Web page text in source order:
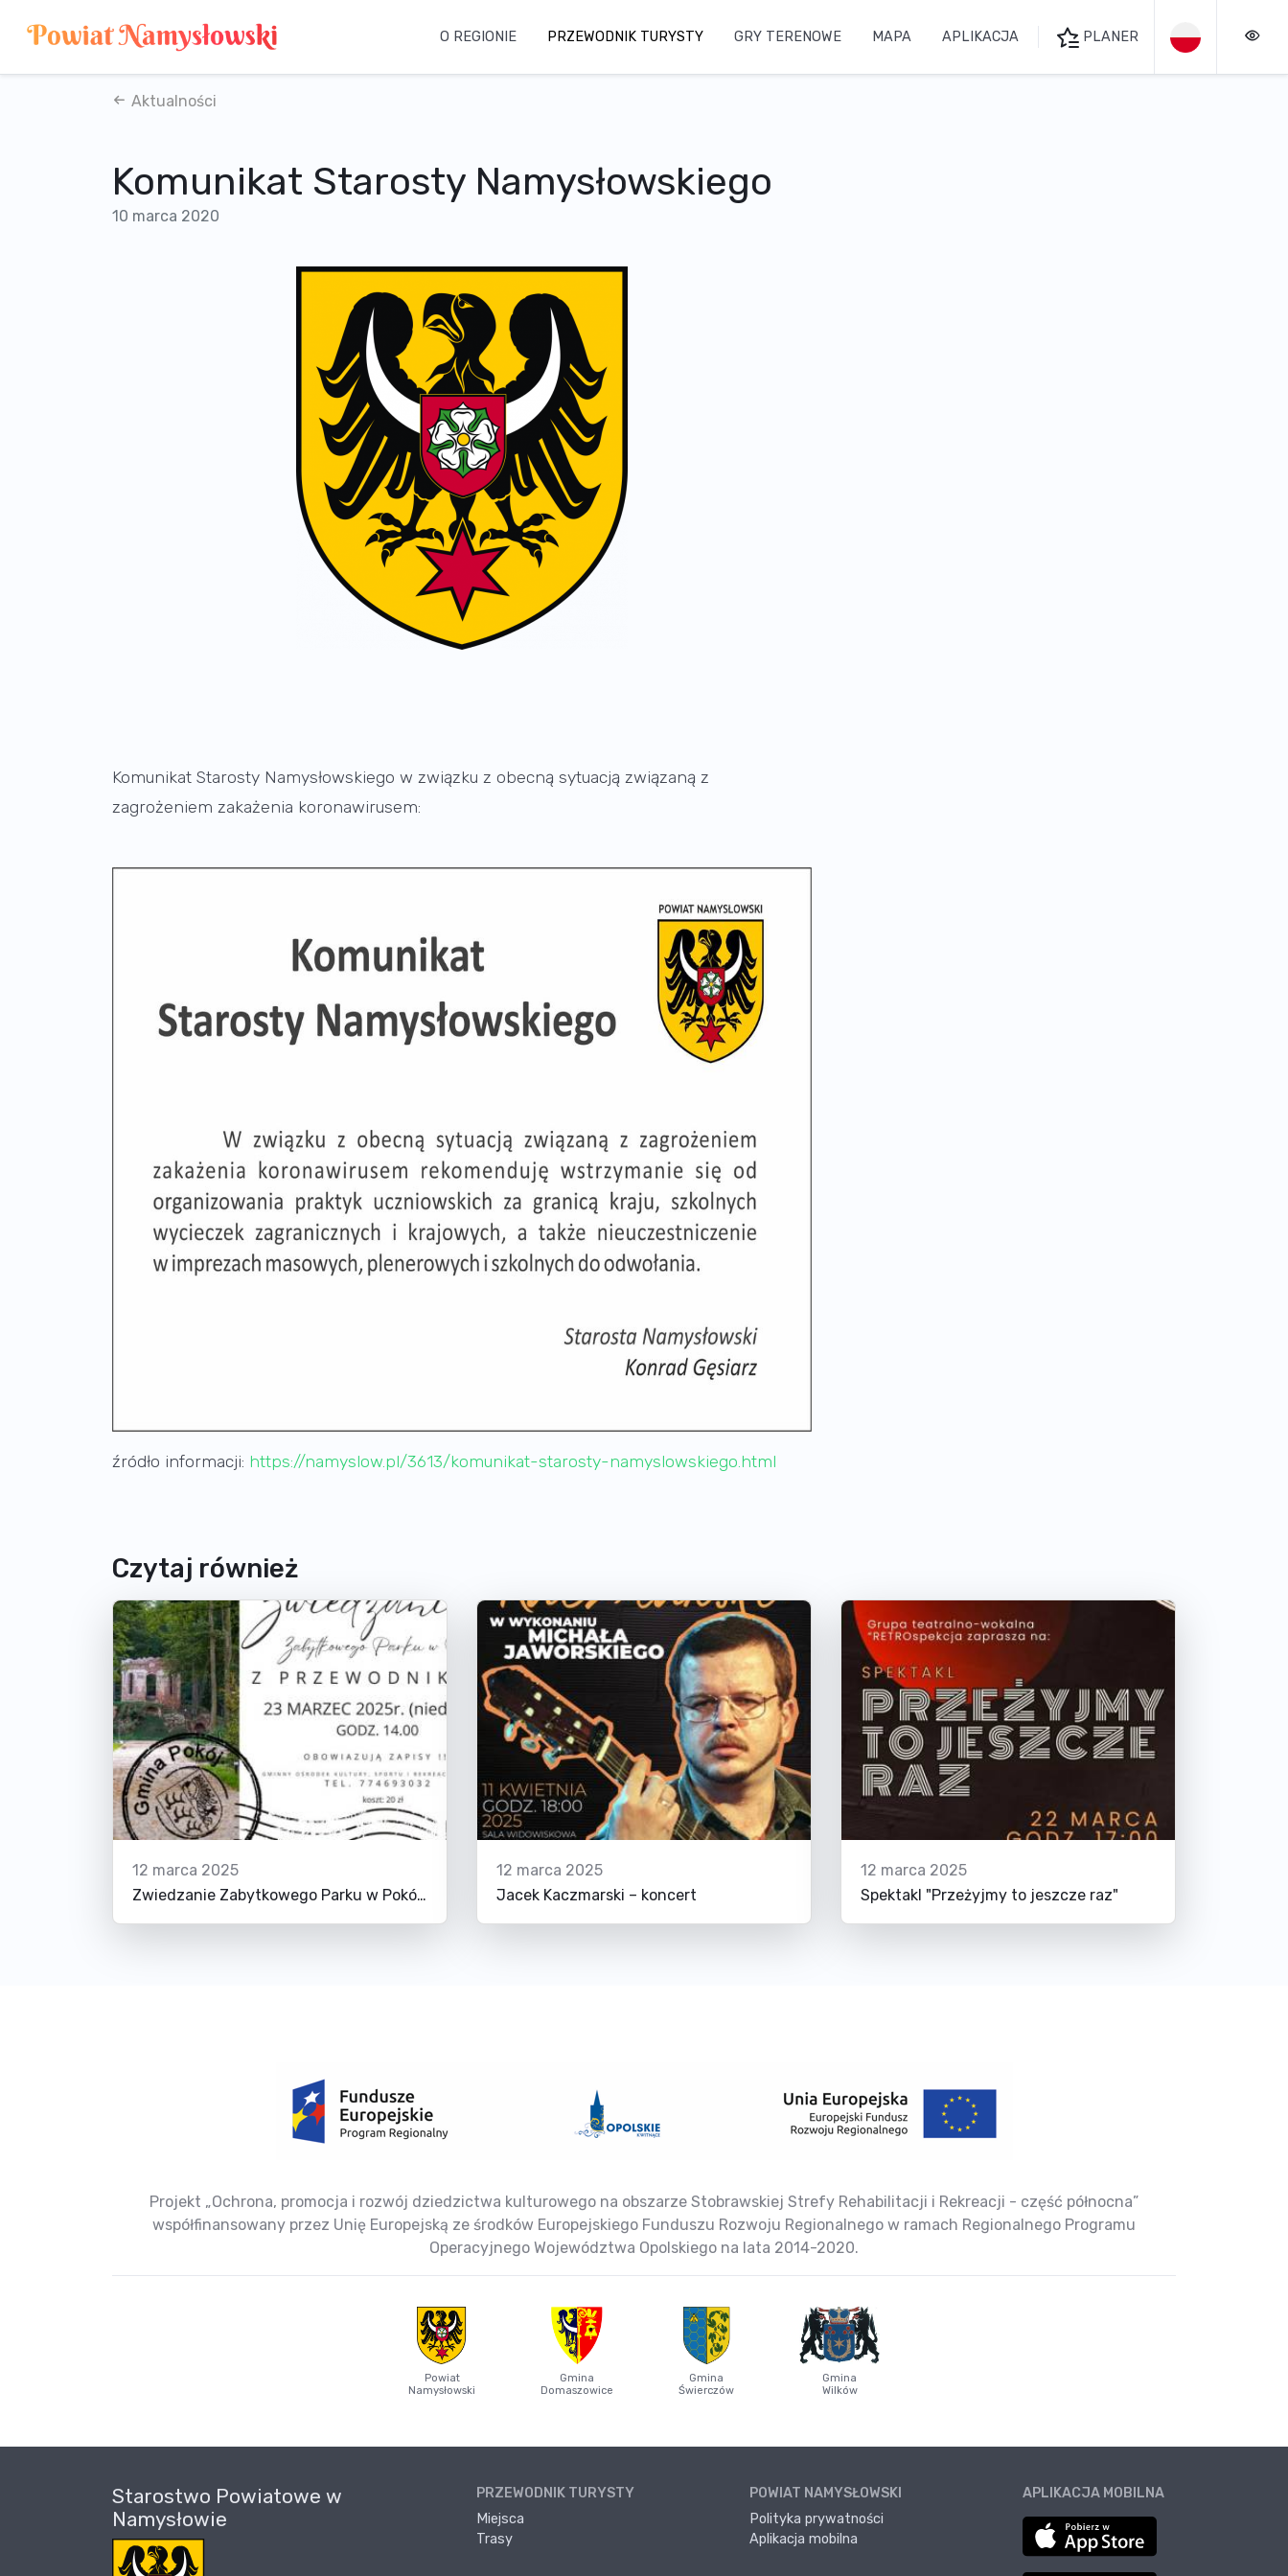
O REGIONIE PRZEWODNIK TURYSTY GRY TERENOWE MAPA APLIKACJA PLANER
Aktualności
Komunikat Starosty Namysłowskiego
10 marca 2020
Komunikat Starosty Namysłowskiego w związku z obecną sytuacją związaną z
zagrożeniem zakażenia koronawirusem:
źródło informacji: https://namyslow.pl/3613/komunikat-starosty-namyslowskiego.html
Czytaj również
12 marca 2025
Zwiedzanie Zabytkowego Parku w Pokój z Przewodnikiem
12 marca 2025
Jacek Kaczmarski – koncert
12 marca 2025
Spektakl "Przeżyjmy to jeszcze raz"
Projekt „Ochrona, promocja i rozwój dziedzictwa kulturowego na obszarze Stobrawskiej Strefy Rehabilitacji i Rekreacji - część północna”
współfinansowany przez Unię Europejską ze środków Europejskiego Funduszu Rozwoju Regionalnego w ramach Regionalnego Programu
Operacyjnego Województwa Opolskiego na lata 2014-2020.
Powiat
Namysłowski
Gmina
Domaszowice
Gmina
Świerczów
Gmina
Wilków
Starostwo Powiatowe w
Namysłowie
PRZEWODNIK TURYSTY
Miejsca
Trasy
POWIAT NAMYSŁOWSKI
Polityka prywatności
Aplikacja mobilna
APLIKACJA MOBILNA